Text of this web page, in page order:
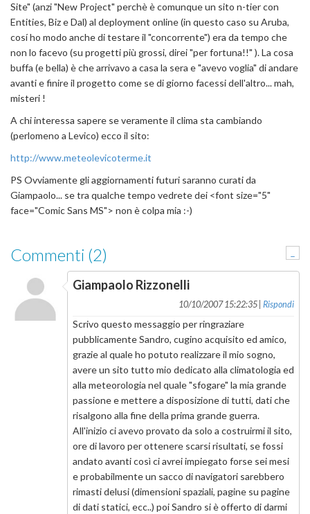
Site" (anzi "New Project" perchè è comunque un sito n-tier con
Entities, Biz e Dal) al deployment online (in questo caso su Aruba,
cosí ho modo anche di testare il "concorrente") era da tempo che
non lo facevo (su progetti più grossi, direi "per fortuna!!" ). La cosa
buffa (e bella) è che arrivavo a casa la sera e "avevo voglia" di andare
avanti e finire il progetto come se di giorno facessi dell'altro... mah,
misteri !
A chi interessa sapere se veramente il clima sta cambiando
(perlomeno a Levico) ecco il sito:
http://www.meteolevicoterme.it
PS Ovviamente gli aggiornamenti futuri saranno curati da
Giampaolo... se tra qualche tempo vedrete dei <font size="5"
face="Comic Sans MS"> non è colpa mia :-)
Commenti (2) -
Giampaolo Rizzonelli
10/10/2007 15:22:35 | Rispondi
Scrivo questo messaggio per ringraziare
pubblicamente Sandro, cugino acquisito ed amico,
grazie al quale ho potuto realizzare il mio sogno,
avere un sito tutto mio dedicato alla climatologia ed
alla meteorologia nel quale "sfogare" la mia grande
passione e mettere a disposizione di tutti, dati che
risalgono alla fine della prima grande guerra.
All'inizio ci avevo provato da solo a costruirmi il sito,
ore di lavoro per ottenere scarsi risultati, se fossi
andato avanti così ci avrei impiegato forse sei mesi
e probabilmente un sacco di navigatori sarebbero
rimasti delusi (dimensioni spaziali, pagine su pagine
di dati statici, ecc..) poi Sandro si è offerto di darmi